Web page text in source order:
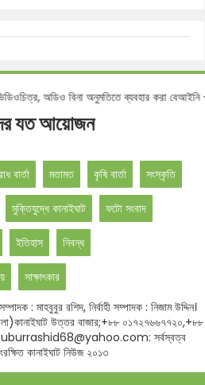
অডিও বিনা অনুমতিতে ব্যবহার করা বেআইনি -
যত আয়োজন
বার্তা মতামত কৃষি বার্তা সংস্কৃতি
মুক্তিযুদ্ধে কানাইঘাট ফটো সংবাদ
ইতিহাস নিবন্ধ
সাক্ষাৎকার
: মাহবুবুর রশিদ, নির্বাহী সম্পাদক : নিজাম উদ্দিন।
উত্তর বাজার;+৮৮ ০১৭২৭৬৬৭৭২০,+৮৮
সর্বস্বত্ব
কানাইঘাট নিউজ ২০১৩